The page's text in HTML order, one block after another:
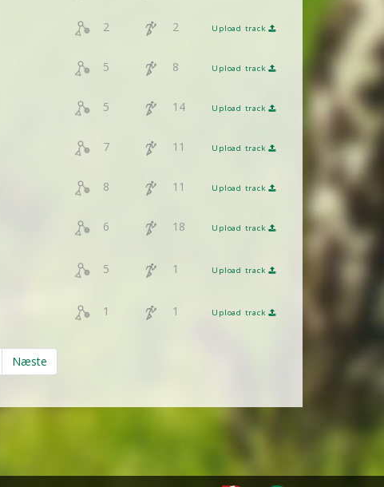
2 2 Upload track
5 8 Upload track
5 14 Upload track
7 11 Upload track
8 11 Upload track
6 18 Upload track
5 1 Upload track
1 1 Upload track
Næste